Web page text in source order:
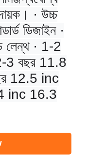
· উচ্চ
ডিজাইন ·
লেন্থ · 1-2
3 বছর 11.8
12.5 inc
inc 16.3